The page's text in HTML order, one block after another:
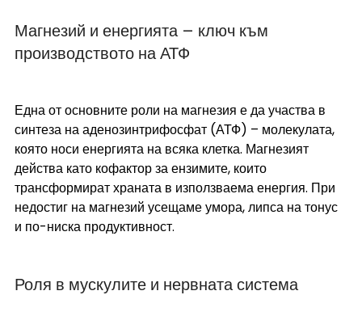
Магнезий и енергията – ключ към
производството на АТФ
Една от основните роли на магнезия е да участва в
синтеза на аденозинтрифосфат (АТФ) – молекулата,
която носи енергията на всяка клетка. Магнезият
действа като кофактор за ензимите, които
трансформират храната в използваема енергия. При
недостиг на магнезий усещаме умора, липса на тонус
и по-ниска продуктивност.
Роля в мускулите и нервната система